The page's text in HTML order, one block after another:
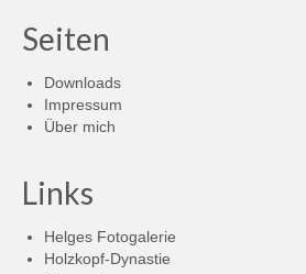
Seiten
Downloads
Impressum
Über mich
Links
Helges Fotogalerie
Holzkopf-Dynastie